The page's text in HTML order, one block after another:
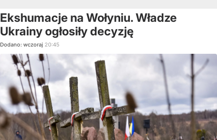
Ekshumacje na Wołyniu. Władze
Ukrainy ogłosiły decyzję
Dodano: wczoraj 20:45